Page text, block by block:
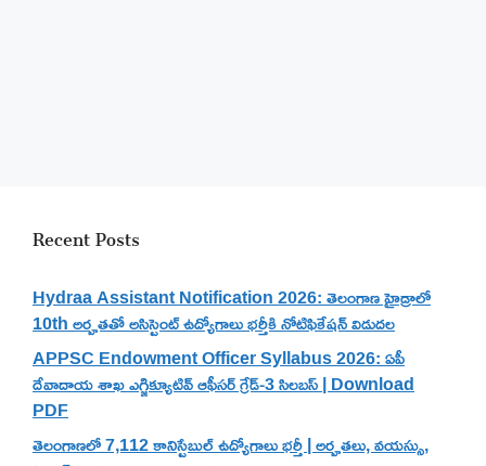
Recent Posts
Hydraa Assistant Notification 2026: తెలంగాణ హైడ్రాలో
10th అర్హతతో అసిస్టెంట్ ఉద్యోగాలు భర్తీకి నోటిఫికేషన్ విడుదల
APPSC Endowment Officer Syllabus 2026: ఏపీ
దేవాదాయ శాఖ ఎగ్జిక్యూటివ్ ఆఫీసర్ గ్రేడ్-3 సిలబస్ | Download
PDF
తెలంగాణలో 7,112 కానిస్టేబుల్ ఉద్యోగాలు భర్తీ | అర్హతలు, వయస్సు,